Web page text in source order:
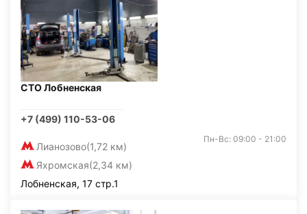
СТО Лобненская
+7 (499) 110-53-06
Лианозово(1,72 км)
Яхромская(2,34 км)
Пн-Вс: 09:00 - 21:00
Лобненская, 17 стр.1